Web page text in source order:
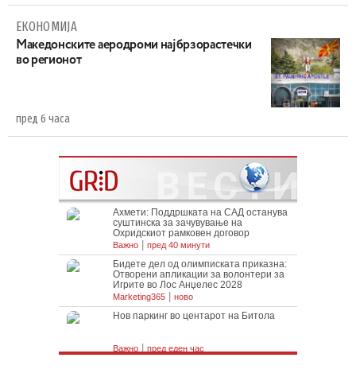
ЕКОНОМИЈА
Maкедонските аеродроми најбрзорастечки
во регионот
пред 6 часа